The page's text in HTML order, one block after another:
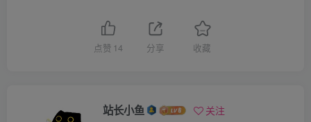
点赞 14 分享 收藏
站长小鱼 关注